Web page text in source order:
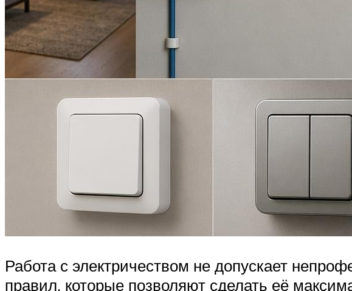
Работа с электричеством не допускает
правил, которые позволяют сделать её